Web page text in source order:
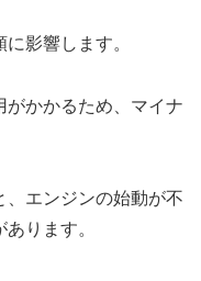
影響します。
がかかるため、マイナ
、エンジンの始動が不
ります。